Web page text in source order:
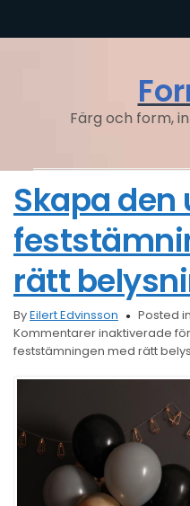
Färg och form,
Skapa
rätt
ByEilert Edvinsson Posted in
Kommentarer inaktiverade
feststämningen med rätt